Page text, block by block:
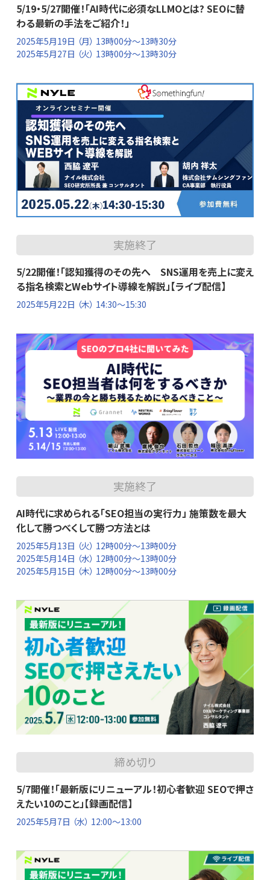
5/19・5/27開催！「AI時代に必須なLLMOとは? SEOに替
わる最新の手法をご紹介！」
2025年5月19日 （月） 13時00分～13時30分
2025年5月27日 （火） 13時00分～13時30分
実施終了
5/22開催！「認知獲得のその先へ SNS運用を売上に変え
る指名検索とWebサイト導線を解説」【ライブ配信】
2025年5月22日 （木） 14:30～15:30
実施終了
AI時代に求められる「SEO担当の実行力」 施策数を最大
化して勝つべくして勝つ方法とは
2025年5月13日 （火） 12時00分～13時00分
2025年5月14日 （水） 12時00分～13時00分
2025年5月15日 （木） 12時00分～13時00分
締め切り
5/7開催！「最新版にリニューアル！初心者歓迎 SEOで押さ
えたい10のこと」【録画配信】
2025年5月7日 （水） 12:00～13:00